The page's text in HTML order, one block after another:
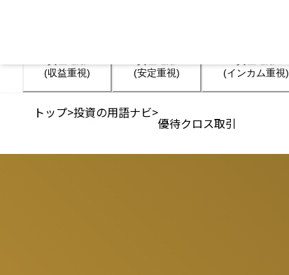
(収益重視)
(安定重視)
(インカム重視)
トップ>投資の用語ナビ>
優待クロス取引